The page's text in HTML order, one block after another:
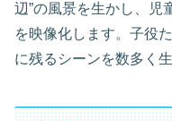
辺”の風景を生かし、児
を映像化します。子役
に残るシーンを数多く